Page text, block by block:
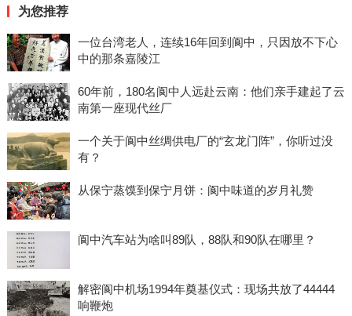
为您推荐
一位台湾老人，连续16年回到阆中，只因放不下心
中的那条嘉陵江
60年前，180名阆中人远赴云南：他们亲手建起了云
南第一座现代丝厂
一个关于阆中丝绸供电厂的“玄龙门阵”，你听过没
有？
从保宁蒸馍到保宁月饼：阆中味道的岁月礼赞
阆中汽车站为啥叫89队，88队和90队在哪里？
解密阆中机场1994年奠基仪式：现场共放了44444
响鞭炮